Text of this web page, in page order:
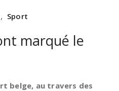
, Sport
marqué le
belge, au travers des